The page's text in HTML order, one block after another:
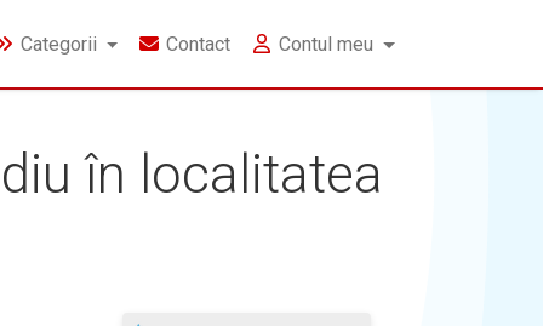
Categorii Contact Contul meu
în localitatea